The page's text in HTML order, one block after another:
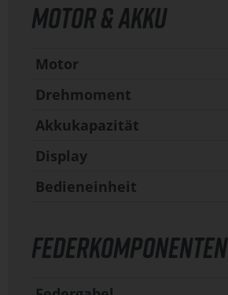
MOTOR & AKKU
Motor
Drehmoment
Akkukapazität
Display
Bedieneinheit
FEDERKOMPONENTEN